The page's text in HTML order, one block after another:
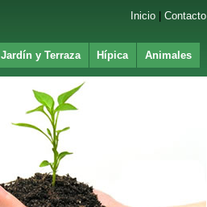
Inicio Contacto
Jardín y Terraza Hípica Animales